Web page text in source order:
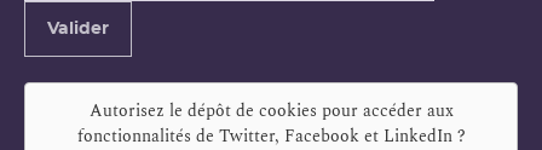
Valider
Autorisez le dépôt de cookies pour accéder aux
fonctionnalités de Twitter, Facebook et LinkedIn?